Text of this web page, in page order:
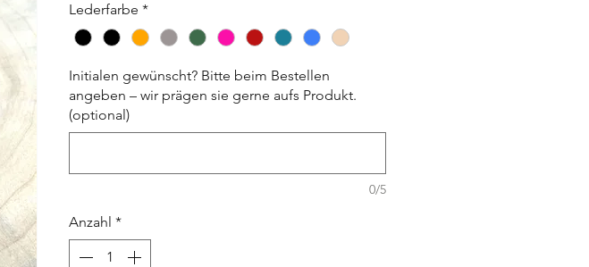
Lederfarbe *
Initialen gewünscht? Bitte beim Bestellen
angeben – wir prägen sie gerne aufs Produkt.
(optional)
0/5
Anzahl *